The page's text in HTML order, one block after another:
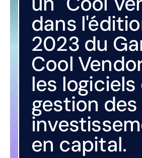
dans
2023 du
Cool
les logiciels
gestion des
en capital.